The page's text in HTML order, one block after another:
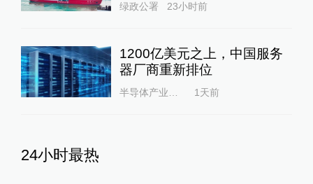
绿政公署 23小时前
1200亿美元之上，中国服务
器厂商重新排位
半导体产业纵横 1天前
24小时最热